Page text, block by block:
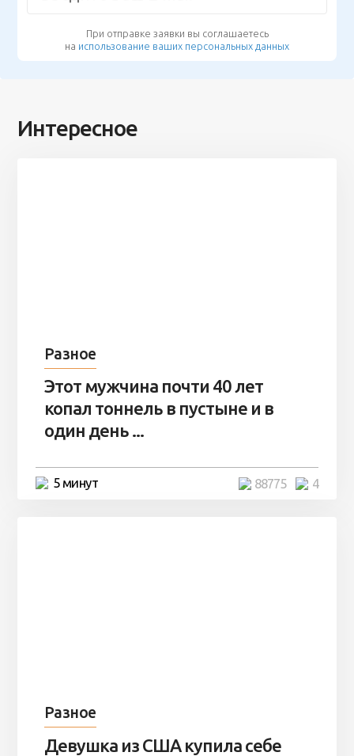
При отправке заявки вы соглашаетесь
на использование ваших персональных данных
Интересное
Разное
Этот мужчина почти 40 лет
копал тоннель в пустыне и в
один день ...
5 минут 4
88775
Разное
Девушка из США купила себе